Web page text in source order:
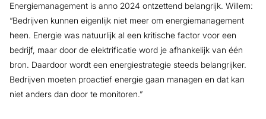
Energiemanagement is anno 2024 ontzettend belangrijk. Willem:
“Bedrijven kunnen eigenlijk niet meer om energiemanagement
heen. Energie was natuurlijk al een kritische factor voor een
bedrijf, maar door de elektrificatie word je afhankelijk van één
bron. Daardoor wordt een energiestrategie steeds belangrijker.
Bedrijven moeten proactief energie gaan managen en dat kan
niet anders dan door te monitoren.”